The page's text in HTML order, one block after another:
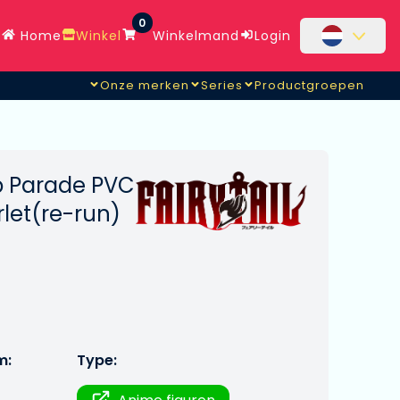
Home Winkel
0
Winkelmand Login
Onze merken Series Productgroepen
Parade PVC
run)
Type: